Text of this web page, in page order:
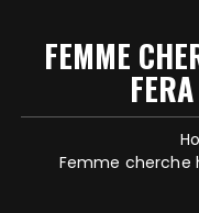
FEMME
Femme cherche